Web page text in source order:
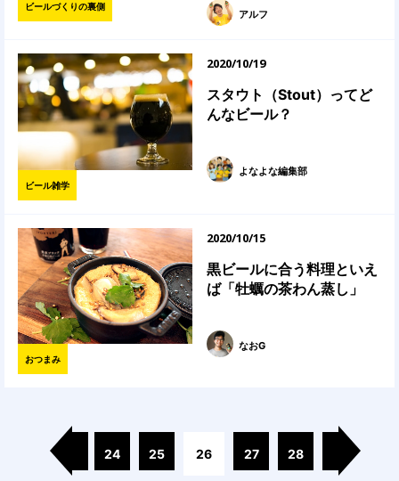
ビールづくりの裏側
アルフ
ビール雑学
2020/10/19
スタウト（Stout）ってど
んなビール？
よなよな編集部
おつまみ
2020/10/15
黒ビールに合う料理といえ
ば「牡蠣の茶わん蒸し」
なおG
24 25 26 27 28